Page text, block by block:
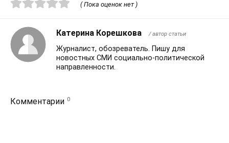
( Пока оценок нет )
Катерина Корешкова / автор статьи
Журналист, обозреватель. Пишу для
новостных СМИ социально-политической
направленности.
Комментарии 0